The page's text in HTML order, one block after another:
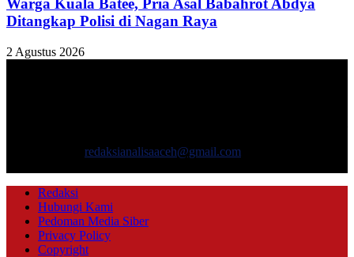
Warga Kuala Batee, Pria Asal Babahrot Abdya
Ditangkap Polisi di Nagan Raya
2 Agustus 2026
redaksianalisaaceh@gmail.com
Redaksi
Hubungi Kami
Pedoman Media Siber
Privacy Policy
Copyright